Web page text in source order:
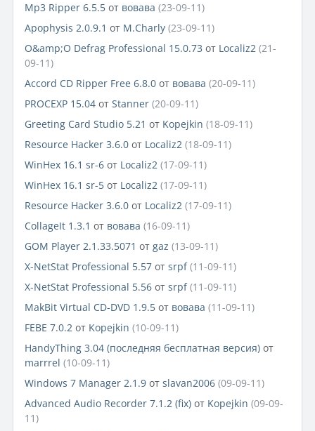
Mp3 Ripper 6.5.5 от вовава (23-09-11)
Apophysis 2.0.9.1 от M.Charly (23-09-11)
O&amp;O Defrag Professional 15.0.73 от Localiz2 (21-
09-11)
Accord CD Ripper Free 6.8.0 от вовава (20-09-11)
PROCEXP 15.04 от Stanner (20-09-11)
Greeting Card Studio 5.21 от Kopejkin (18-09-11)
Resource Hacker 3.6.0 от Localiz2 (18-09-11)
WinHex 16.1 sr-6 от Localiz2 (17-09-11)
WinHex 16.1 sr-5 от Localiz2 (17-09-11)
Resource Hacker 3.6.0 от Localiz2 (17-09-11)
CollageIt 1.3.1 от вовава (16-09-11)
GOM Player 2.1.33.5071 от gaz (13-09-11)
X-NetStat Professional 5.57 от srpf (11-09-11)
X-NetStat Professional 5.56 от srpf (11-09-11)
MakBit Virtual CD-DVD 1.9.5 от вовава (11-09-11)
FEBE 7.0.2 от Kopejkin (10-09-11)
HandyThing 3.04 (последняя бесплатная версия) от
marrrel (10-09-11)
Windows 7 Manager 2.1.9 от slavan2006 (09-09-11)
Advanced Audio Recorder 7.1.2 (fix) от Kopejkin (09-09-
11)